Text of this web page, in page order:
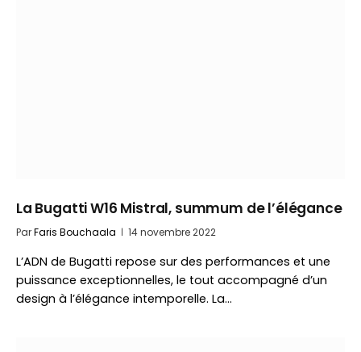
La Bugatti W16 Mistral, summum de l’élégance
ParFaris Bouchaala 14 novembre 2022
L’ADN de Bugatti repose sur des performances et une
puissance exceptionnelles, le tout accompagné d’un
design à l’élégance intemporelle. La…